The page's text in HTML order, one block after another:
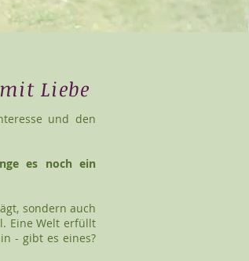
Liebe
und den
es noch ein
sondern auch
Eine Welt erfüllt
- gibt es eines?